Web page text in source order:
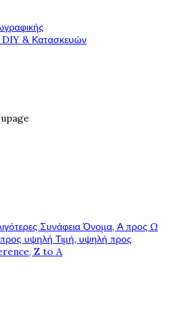
DIY & Κατασκευών
ΣυνάφειαΌνομα, Α προς Ω
υψηλή Τιμή, υψηλή προς
Z to A